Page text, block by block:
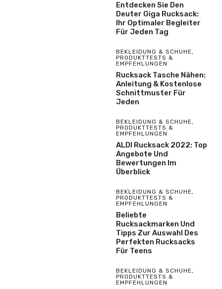
Entdecken Sie Den
Deuter Giga Rucksack:
Ihr Optimaler Begleiter
Für Jeden Tag
BEKLEIDUNG & SCHUHE,
PRODUKTTESTS &
EMPFEHLUNGEN
Rucksack Tasche Nähen:
Anleitung & Kostenlose
Schnittmuster Für
Jeden
BEKLEIDUNG & SCHUHE,
PRODUKTTESTS &
EMPFEHLUNGEN
ALDI Rucksack 2022: Top
Angebote Und
Bewertungen Im
Überblick
BEKLEIDUNG & SCHUHE,
PRODUKTTESTS &
EMPFEHLUNGEN
Beliebte
Rucksackmarken Und
Tipps Zur Auswahl Des
Perfekten Rucksacks
Für Teens
BEKLEIDUNG & SCHUHE,
PRODUKTTESTS &
EMPFEHLUNGEN